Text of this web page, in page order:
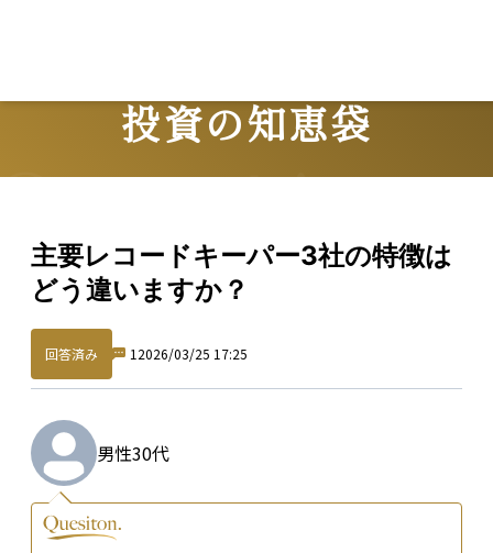
投資の知恵袋
主要レコードキーパー3社の特徴は
どう違いますか？
回答済み 1 2026/03/25 17:25
男性30代